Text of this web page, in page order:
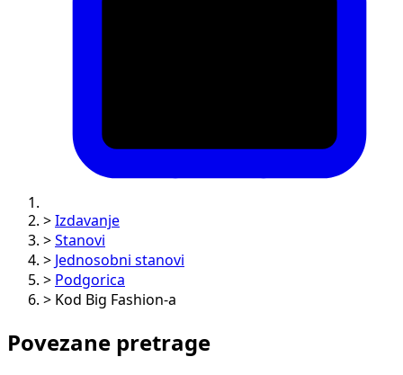
> Izdavanje
> Stanovi
> Jednosobni stanovi
> Podgorica
> Kod Big Fashion-a
Povezane pretrage